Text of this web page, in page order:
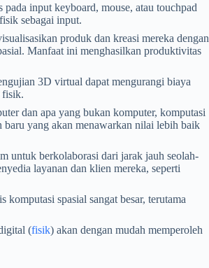
pada input keyboard, mouse, atau touchpad
sebagai input.
produk dan kreasi mereka dengan
Manfaat ini menghasilkan produktivitas
3D virtual dapat mengurangi biaya
fisik.
dan apa yang bukan komputer, komputasi
yang akan menawarkan nilai lebih baik
untuk berkolaborasi dari jarak jauh seolah-
layanan dan klien mereka, seperti
spasial sangat besar, terutama
(fisik) akan dengan mudah memperoleh